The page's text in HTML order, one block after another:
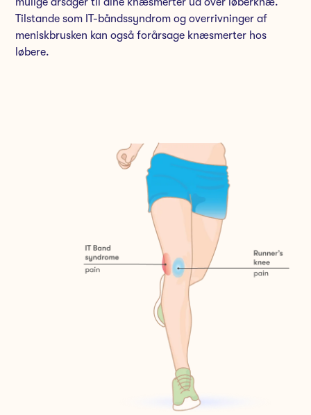
Tilstande som IT-båndssyndrom og overrivninger af
meniskbrusken kan også forårsage knæsmerter hos
løbere.